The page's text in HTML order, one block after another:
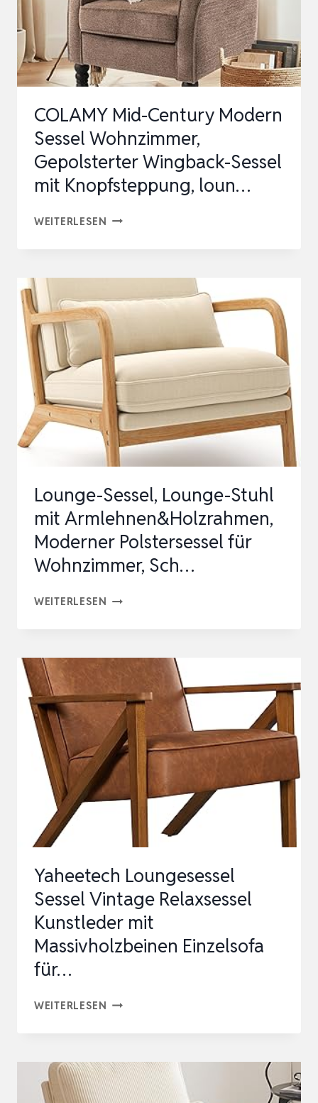
COLAMY Mid-Century Modern
Sessel Wohnzimmer,
Gepolsterter Wingback-Sessel
mit Knopfsteppung, loun…
WEITERLESEN COLAMY
SESSEL
WOHNZIMMER,
GEPOLSTERTER
WINGBACK-
SESSEL
MIT
KNOPFSTEPPUNG,
LOUN…
Lounge-Sessel, Lounge-Stuhl
mit Armlehnen&Holzrahmen,
Moderner Polstersessel für
Wohnzimmer, Sch…
WEITERLESEN LOUNGE-
STUHL
MIT
ARMLEHNEN&HOLZRAHMEN,
MODERNER
POLSTERSESSEL
FÜR
WOHNZIMMER,
SCH…
Yaheetech Loungesessel
Sessel Vintage Relaxsessel
Kunstleder mit
Massivholzbeinen Einzelsofa
für…
WEITERLESEN YAHEETECH
VINTAGE
RELAXSESSEL